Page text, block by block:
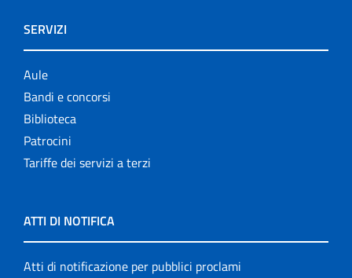
SERVIZI
Aule
Bandi e concorsi
Biblioteca
Patrocini
Tariffe dei servizi a terzi
ATTI DI NOTIFICA
Atti di notificazione per pubblici proclami